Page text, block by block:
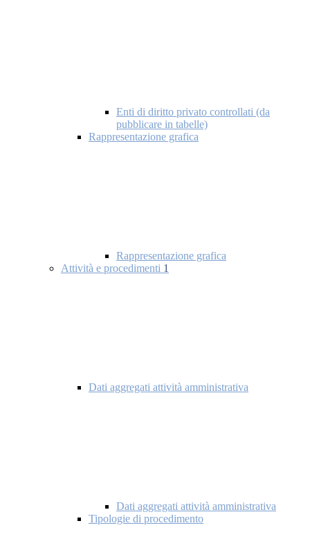
Enti di diritto privato controllati (da
pubblicare in tabelle)
Rappresentazione grafica
Rappresentazione grafica
Attività e procedimenti 1
Dati aggregati attività amministrativa
Dati aggregati attività amministrativa
Tipologie di procedimento